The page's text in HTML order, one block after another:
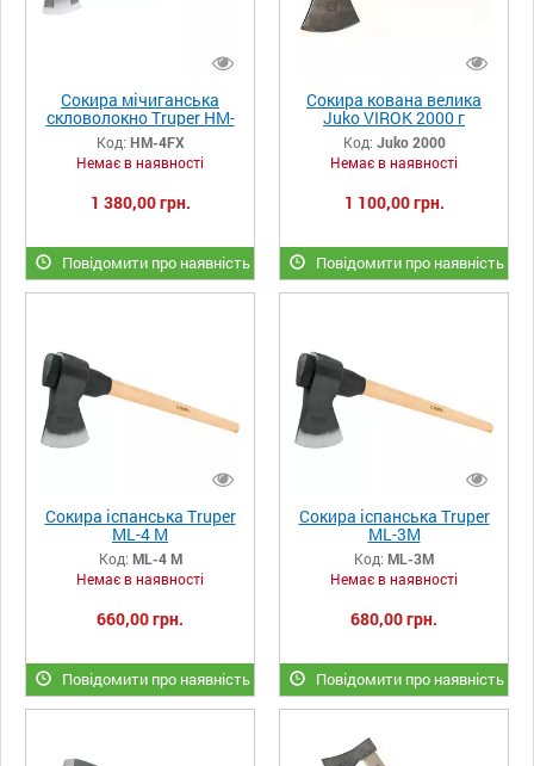
Сокира мічиганська
скловолокно Truper HM-
4FX
Код: HM-4FX
Немає в наявності
1 380,00 грн.
Повідомити про наявність
Сокира кована велика
Juko VIROK 2000 г
Код: Juko 2000
Немає в наявності
1 100,00 грн.
Повідомити про наявність
Сокира іспанська Truper
ML-4 M
Код: ML-4 M
Немає в наявності
660,00 грн.
Повідомити про наявність
Сокира іспанська Truper
ML-3M
Код: ML-3M
Немає в наявності
680,00 грн.
Повідомити про наявність